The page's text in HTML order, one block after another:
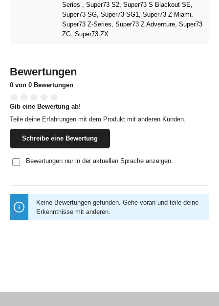
Series
, Super73 S2 , Super73 S Blackout SE
Super73 SG , Super73 SG1 , Super73 Z-Miami
Super73 Z-Series , Super73 Z Adventure , Super73
ZG , Super73 ZX
Bewertungen
0 von 0 Bewertungen
Durchschnittliche Bewertung von 0 von 5 Sternen
Gib eine Bewertung ab!
Teile deine Erfahrungen mit dem Produkt mit anderen Kunden.
Schreibe eine Bewertung
Bewertungen nur in der aktuellen Sprache anzeigen.
Keine Bewertungen gefunden. Gehe voran und teile deine
Erkenntnisse mit anderen.